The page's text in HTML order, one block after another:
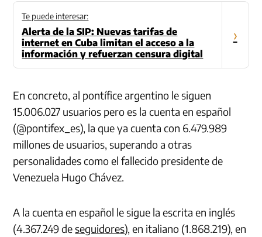
Te puede interesar:
Alerta de la SIP: Nuevas tarifas de
internet en Cuba limitan el acceso a la
información y refuerzan censura digital
›
En concreto, al pontífice argentino le siguen
15.006.027 usuarios pero es la cuentaen español
(@pontifex_es), la que ya cuenta con 6.479.989
millones de usuarios, superando a otras
personalidades como el fallecido presidente de
Venezuela Hugo Chávez.
A la cuenta en español le sigue la escrita en inglés
(4.367.249 deseguidores), en italiano (1.868.219), en